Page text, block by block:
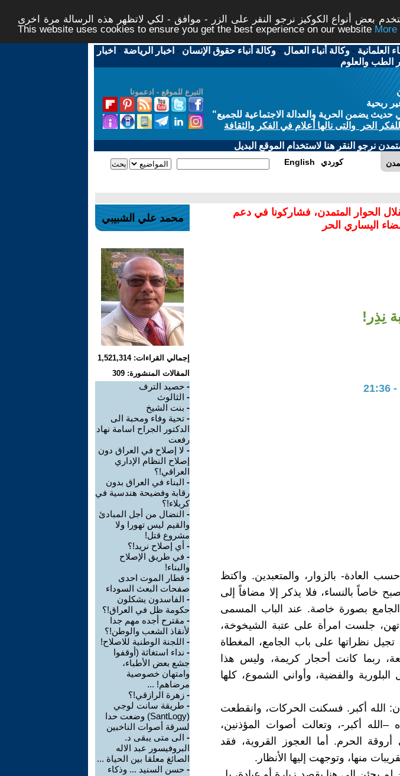
بعض أنواع الكوكيز نرجو النقر على الزر - موافق - لكي لاتظهر هذه الرسالة مرة اخرى -
This website uses cookies to ensure you get the best experience on our website
العلمانية -وكالة أنباء العمال -وكالة أنباء حقوق الإنسان - اخبار الرياضة - اخبار
الطب والعلوم
التبرع للموقع - ادعمونا
ربحية
يضمن الحرية والعدالة الاجتماعية للجميع"
الحر والتى نالها أعلام في الفكر والثقافة
نرجو النقر هنا لاستخدام الموقع البديل
English كوردي
الحوار المتمدن، فشاركونا في دعم
اليساري الحر
نِذِر!
العادة- بالزوار، والمتعبدين. واكتظ
خاصاً بالنساء، فلا يذكر إلا مضافاً إلى
بصورة خاصة. عند الباب المسمى
وحلقاتهن، جلست امرأة على عتبة الشيخوخة،
نظراتها على باب الجامع، المغطاة
ربما كانت أحجار كريمة، وليس هذا
البلورية والفضية، وأواني الشموع، كلها
الله أكبر. فسكنت الحركات، وانقطعت
–الله أكبر-، وتعالت أصوات المؤذنين،
الحرم. أما العجوز القروية، فقد
منها، وتوجهت إليها الأنظار.
محمد علي الشبيبي
إجمالي القراءات: 1,521,314
المقالات المنشورة: 309
- حصيد الترف
- الثالوث
- بنت الشيخ
- تحية وفاء ومحبة الى
الدكتور الجراح اسامة نهاد
رفعت
- لا إصلاح في العراق دون
إصلاح النظام الإداري
العراقي!؟
- البناء في العراق بدون
رقابة وفضيحة هندسية في
كربلاء!؟
- النضال من أجل المبادئ
والقيم ليس تهورا ولا
مشروع قتل!
- أي إصلاح نريد!؟
- في طريق الإصلاح
والبناء!
- قطار الموت احدى
صفحات البعث السوداء
- الفاسدون يشكلون
حكومة ظل في العراق!؟
- مقترح أجده مهم جدا
لأنقاذ الشعب والوطن!؟
- اللجنة الوطنية للاصلاح!
- نداء استغاثة (أوقفوا
جشع بعض الأطباء،
وامتهان خصوصية
مرضاهم! ...
- زهرة الرازقي!؟
- طريقة سانت لوجي
(SantLogy) وضعت حدا
لسرقة أصوات الناخبين
- الى متى يبقى د.
البروفيسور عبد الاله
الصائغ معلقا بين الحياة ...
- حسن السنيد ... وذكاء